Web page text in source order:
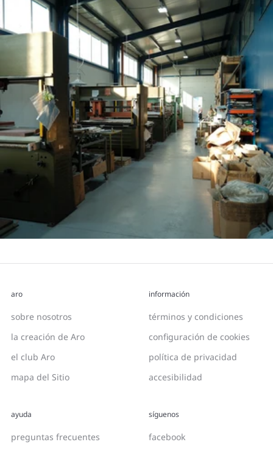
aro
sobre nosotros
la creación de Aro
el club Aro
mapa del Sitio
información
términos y condiciones
configuración de cookies
política de privacidad
accesibilidad
ayuda
preguntas frecuentes
síguenos
facebook